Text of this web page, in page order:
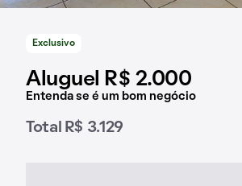
Exclusivo
Aluguel R$ 2.000
Entenda se é um bom negócio
Total R$ 3.129